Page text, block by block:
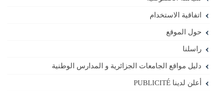
اتفاقية الاستخدام
حول الموقع
راسلنا
دليل مواقع الجامعات الجزائرية و المدارس الوطنية
أعلن لدينا PUBLICITÉ